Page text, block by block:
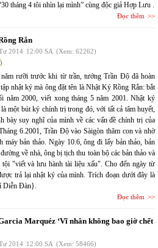
tháng 4 tôi nhìn lại mình” cùng độc giả Hợp Lưu .
Đọc thêm
Rắn
2014 12:00 SA (Xem: 62262)
rưỡi trước khi từ trần, tướng Trần Độ đã hoàn
nhật ký mà ông đặt tên là Nhật Ký Rồng Rắn: bắt
năm 2000, viết xong tháng 5 năm 2001. Nhật ký
một bút ký chính trị trong đó, với tất cả tâm huyết,
bày suy nghĩ của mình về các vấn đề chính trị của
6.2001, Trần Độ vào Sàigòn thăm con và nhờ
máy bản thảo. Ngày 10.6, ông đi lấy bản thảo, bản
về nhà, ông bị tịch thu toàn bộ các bản thảo và
"viết và lưu hành tài liệu xấu". Cho đến ngày từ
trả lại nhật ký của mình. Trích đoạn dưới đây là
Diễn Đàn}.
Đọc thêm
Marquéz ‘Vĩ nhân không bao giờ chết
2014 12:00 SA (Xem: 58466)